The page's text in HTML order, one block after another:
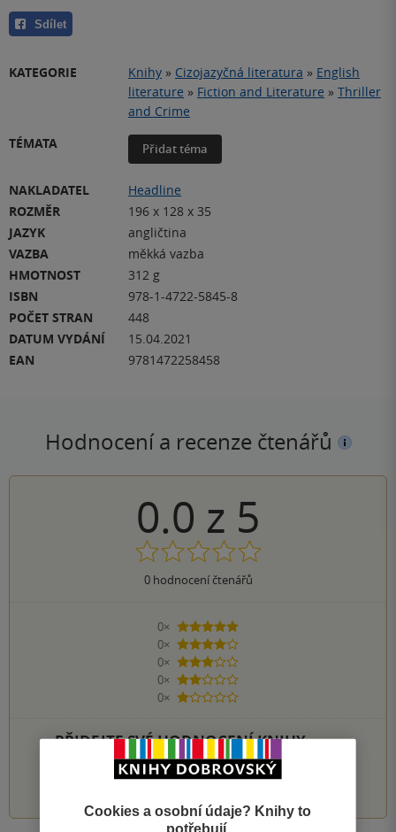
Sdílet
KATEGORIE Knihy » Cizojazyčná literatura » English
literature » Fiction and Literature » Thriller
and Crime
TÉMATA
Přidat téma
NAKLADATEL
Headline
ROZMĚR
196 x 128 x 35
JAZYK
angličtina
VAZBA
měkká vazba
HMOTNOST
312 g
ISBN
978-1-4722-5845-8
POČET STRAN
448
DATUM VYDÁNÍ
15.04.2021
EAN
9781472258458
Hodnocení a recenze čtenářů
0.0 z 5
0hodnocení čtenářů
0×
5 hvězdiček
0×
4 hvězdičky
0×
3 hvězdičky
0×
2 hvězdičky
0×
1 hvezdička
PŘIDEJTE SVÉ HODNOCENÍ KNIHY
1 2 3 4 5
Cookies a osobní údaje? Knihy to
potřebují.